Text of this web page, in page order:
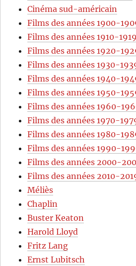
Cinéma sud-américain
Films des années 1900-
Films des années 1910-1919
Films des années 1920-
Films des années 1930-
Films des années 1940-
Films des années 1950-
Films des années 1960-
Films des années 1970-
Films des années 1980-
Films des années 1990-
Films des années 2000-
Films des années 2010-
Méliès
Chaplin
Buster Keaton
Harold Lloyd
Fritz Lang
Ernst Lubitsch